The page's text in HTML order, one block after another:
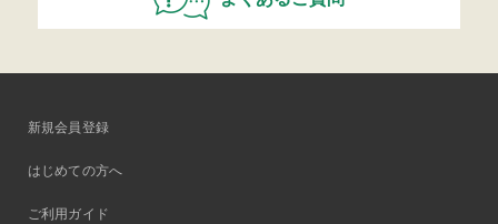
新規会員登録
はじめての方へ
ご利用ガイド